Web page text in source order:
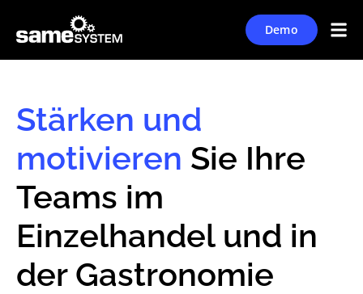
Demo
Stärken und
motivieren Sie Ihre
Teams im
Einzelhandel und in
der Gastronomie